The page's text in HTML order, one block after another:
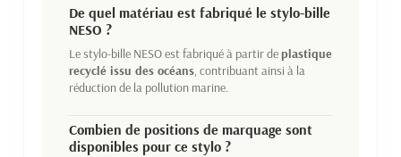
De quel matériau est fabriqué le stylo-bille
NESO ?
Le stylo-bille NESO est fabriqué à partir deplastique
recyclé issu des océans, contribuant ainsi à la
réduction de la pollution marine.
Combien de positions de marquage sont
disponibles pour ce stylo ?